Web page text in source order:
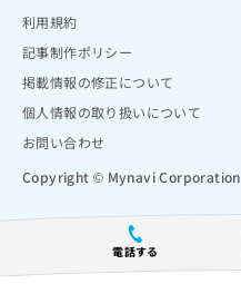
電話する
利用規約
記事制作ポリシー
掲載情報の修正について
個人情報の取り扱いについて
お問い合わせ
Copyright © Mynavi Corporation